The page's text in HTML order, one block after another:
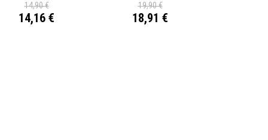
14,90 €
14,16 €
19,90 €
18,91 €